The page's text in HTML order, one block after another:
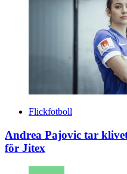
Flickfotboll
Andrea Pajovic tar
för Jitex